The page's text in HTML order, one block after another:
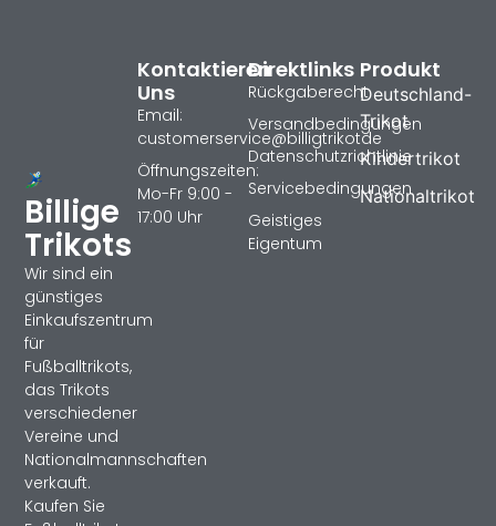
Billige
Trikots
Wir sind ein
günstiges
Einkaufszentrum
für
Fußballtrikots,
das Trikots
verschiedener
Vereine und
Nationalmannschaften
verkauft.
Kaufen Sie
Produkt
Deutschland-
Trikot
Kindertrikot
Nationaltrikot
Direktlinks
Rückgaberecht
Versandbedingungen
Datenschutzrichtlinie
Servicebedingungen
Geistiges
Eigentum
Kontaktieren
Uns
Email:
customerservice@billigtrikotde
Öffnungszeiten:
Mo-Fr 9:00 -
17:00 Uhr